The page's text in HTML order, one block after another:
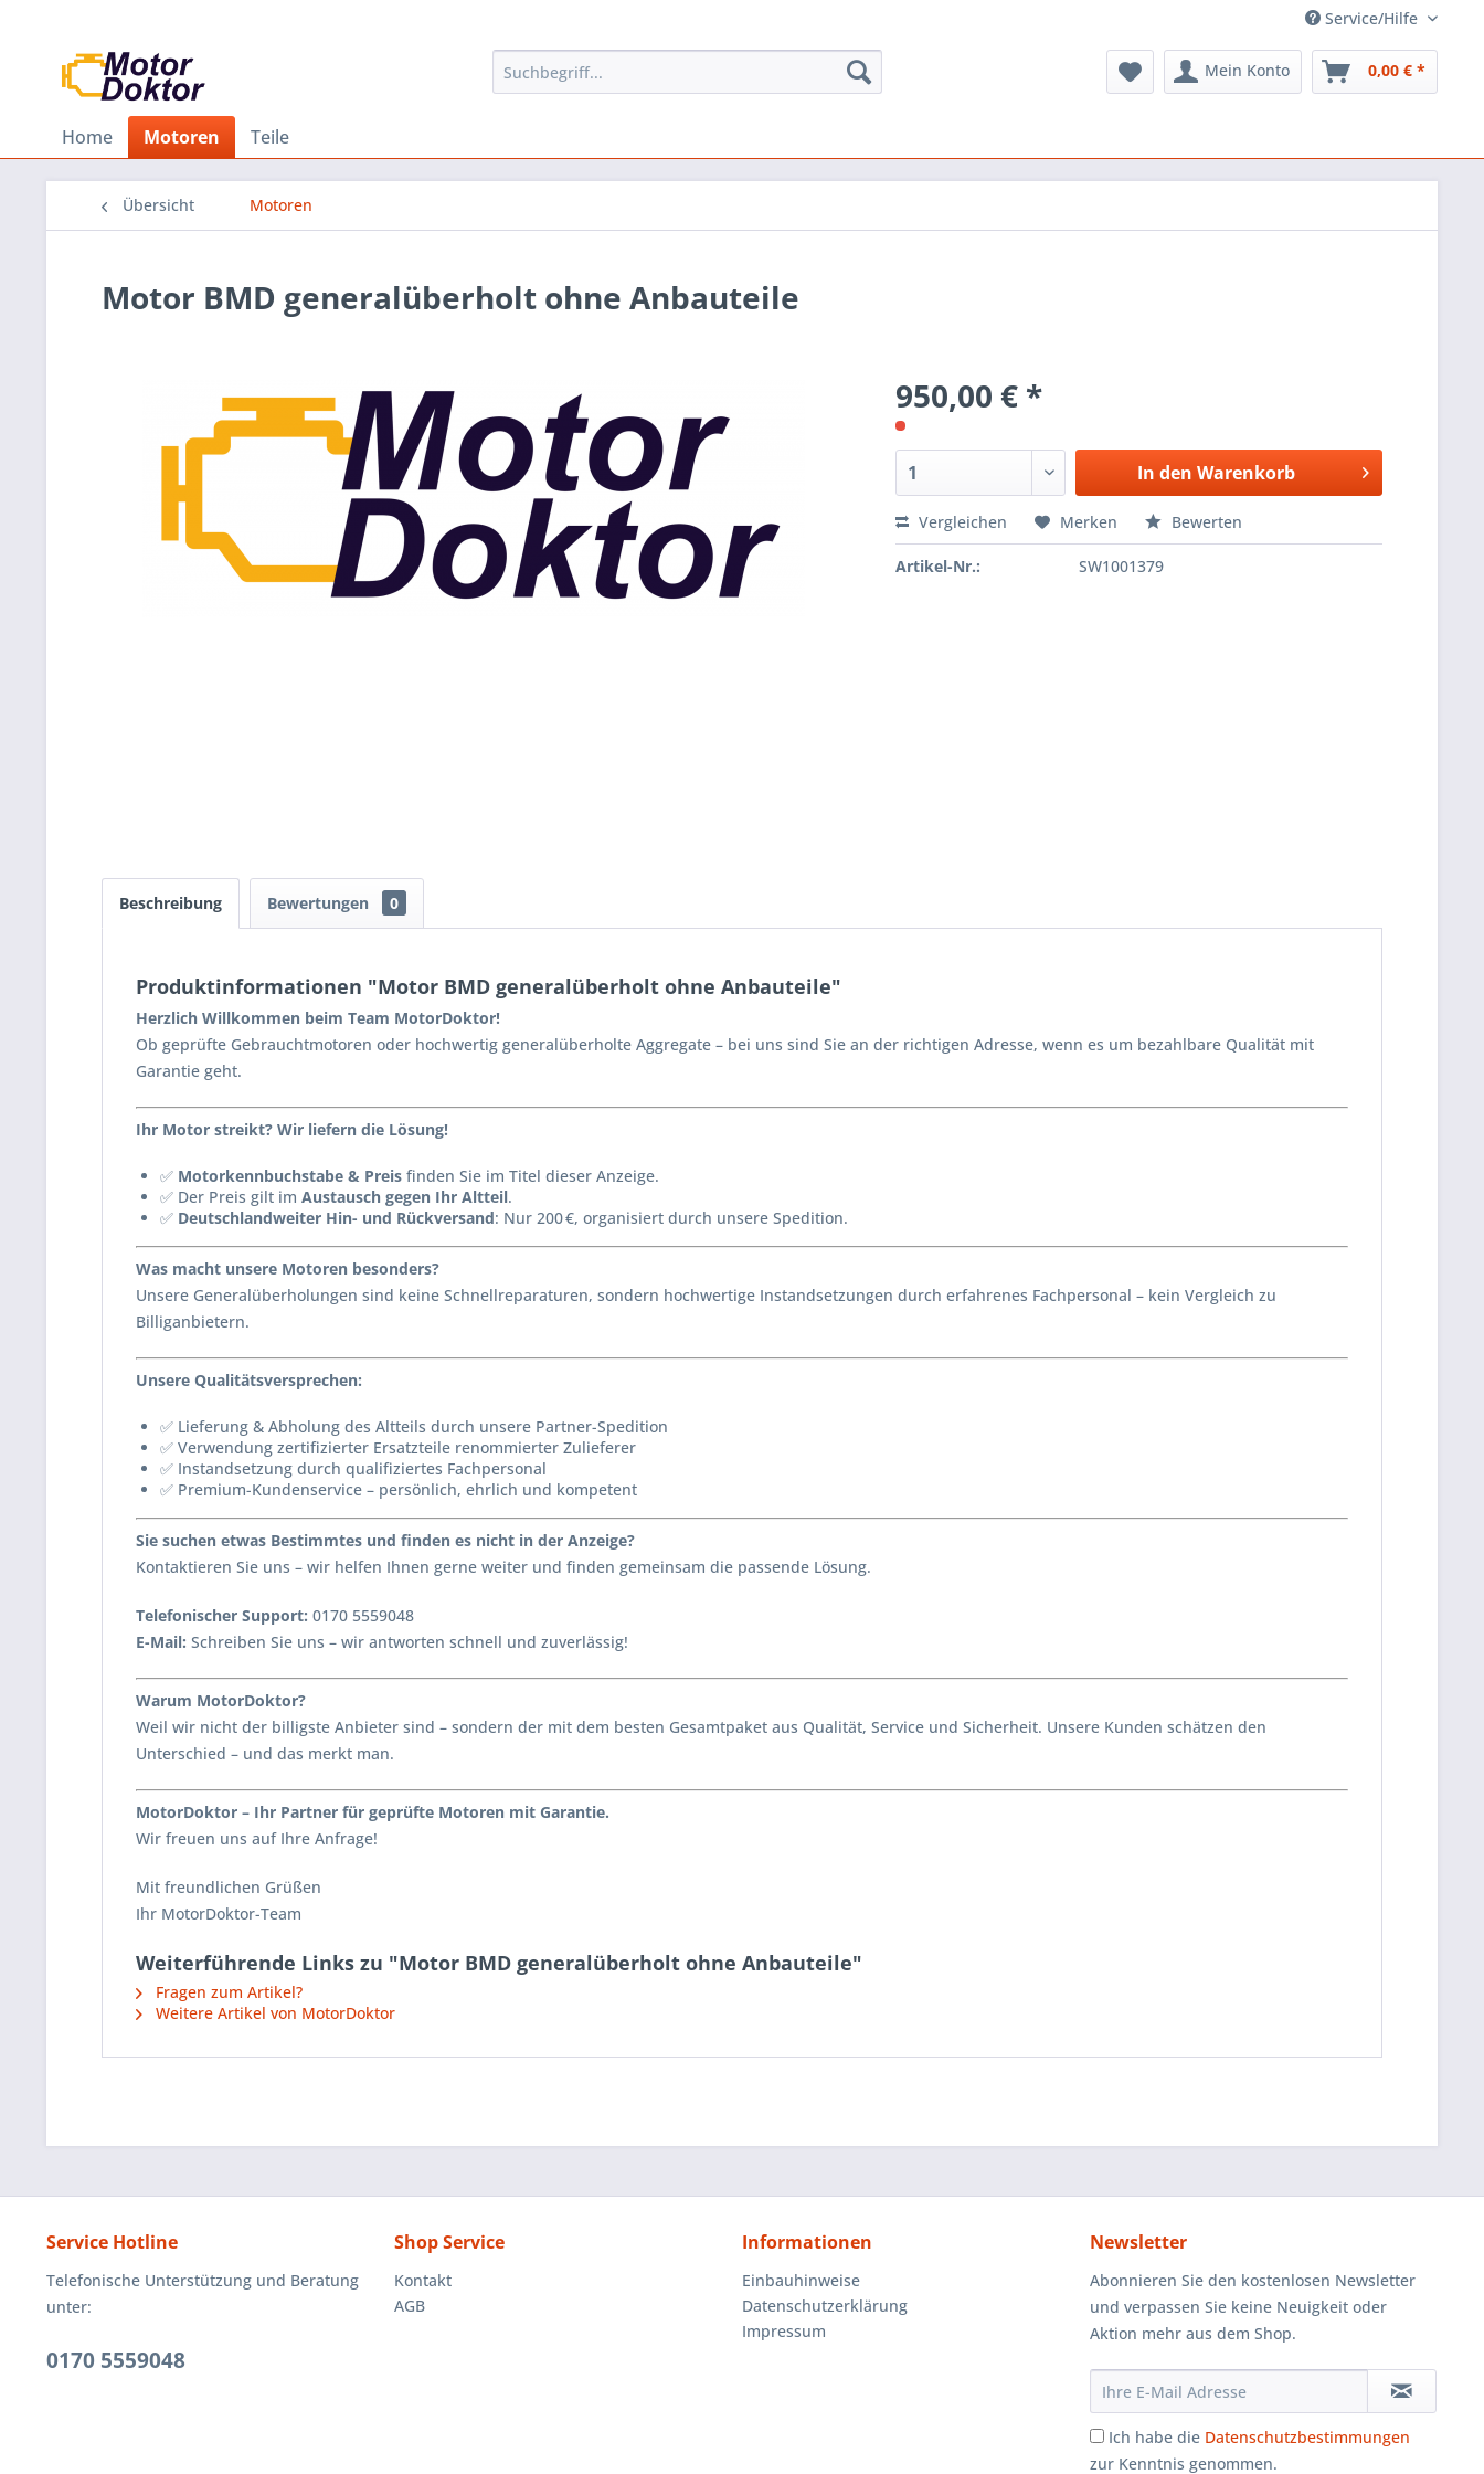
Service/Hilfe
Mein Konto 0,00 € *
Home Motoren Teile
Übersicht Motoren
Motor BMD generalüberholt ohne Anbauteile
950,00 € *
In den Warenkorb
Vergleichen Merken Bewerten
Artikel-Nr.: SW1001379
Beschreibung Bewertungen 0
Produktinformationen "Motor BMD generalüberholt ohne Anbauteile"
Herzlich Willkommen beim Team MotorDoktor!
Ob geprüfte Gebrauchtmotoren oder hochwertig generalüberholte Aggregate – bei uns sind Sie an der richtigen Adresse, wenn es um bezahlbare Qualität mit
Garantie geht.
Ihr Motor streikt? Wir liefern die Lösung!
✅ Motorkennbuchstabe & Preis finden Sie im Titel dieser Anzeige.
✅ Der Preis gilt im Austausch gegen Ihr Altteil.
✅ Deutschlandweiter Hin- und Rückversand: Nur 200 €, organisiert durch unsere Spedition.
Was macht unsere Motoren besonders?
Unsere Generalüberholungen sind keine Schnellreparaturen, sondern hochwertige Instandsetzungen durch erfahrenes Fachpersonal – kein Vergleich zu
Billiganbietern.
Unsere Qualitätsversprechen:
✅ Lieferung & Abholung des Altteils durch unsere Partner-Spedition
✅ Verwendung zertifizierter Ersatzteile renommierter Zulieferer
✅ Instandsetzung durch qualifiziertes Fachpersonal
✅ Premium-Kundenservice – persönlich, ehrlich und kompetent
Sie suchen etwas Bestimmtes und finden es nicht in der Anzeige?
Kontaktieren Sie uns – wir helfen Ihnen gerne weiter und finden gemeinsam die passende Lösung.
Telefonischer Support: 0170 5559048
E-Mail: Schreiben Sie uns – wir antworten schnell und zuverlässig!
Warum MotorDoktor?
Weil wir nicht der billigste Anbieter sind – sondern der mit dem besten Gesamtpaket aus Qualität, Service und Sicherheit. Unsere Kunden schätzen den
Unterschied – und das merkt man.
MotorDoktor – Ihr Partner für geprüfte Motoren mit Garantie.
Wir freuen uns auf Ihre Anfrage!
Mit freundlichen Grüßen
Ihr MotorDoktor-Team
Weiterführende Links zu "Motor BMD generalüberholt ohne Anbauteile"
Fragen zum Artikel?
Weitere Artikel von MotorDoktor
Service Hotline
Telefonische Unterstützung und Beratung
unter:
0170 5559048
Shop Service
Kontakt
AGB
Informationen
Einbauhinweise
Datenschutzerklärung
Impressum
Newsletter
Abonnieren Sie den kostenlosen Newsletter
und verpassen Sie keine Neuigkeit oder
Aktion mehr aus dem Shop.
Ich habe die Datenschutzbestimmungen
zur Kenntnis genommen.